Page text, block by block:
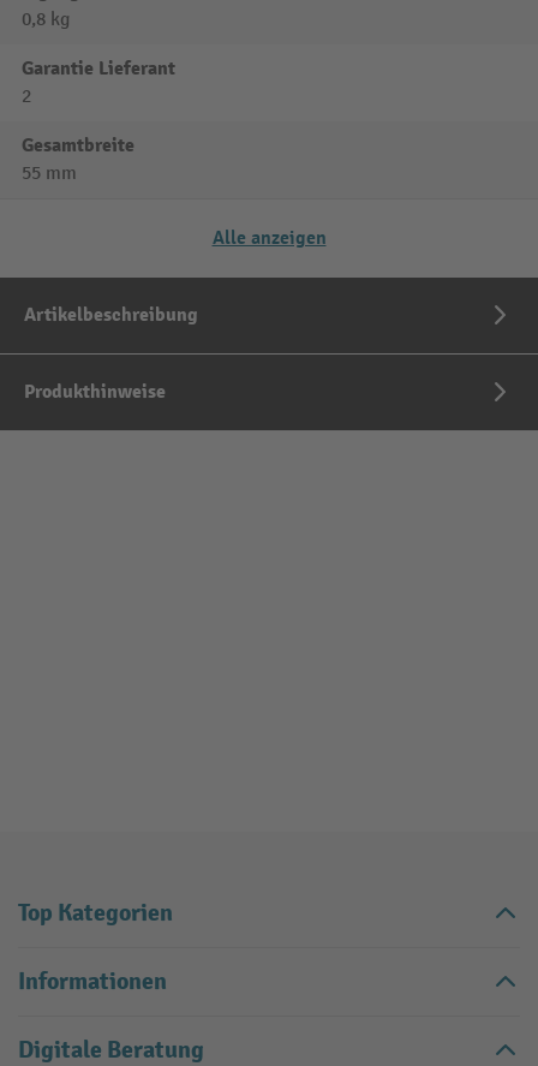
0,8 kg
Garantie Lieferant
2
Gesamtbreite
55 mm
Alle anzeigen
Artikelbeschreibung
Produkthinweise
Top Kategorien
Informationen
Digitale Beratung